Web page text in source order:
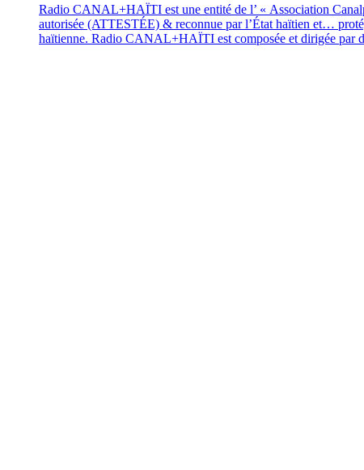
Radio CANAL+HAÏTI est une entité de l’ « Association
autorisée (ATTESTÉE) & reconnue par l’État haïtien et…
haïtienne. Radio CANAL+HAÏTI est composée et dirigée par